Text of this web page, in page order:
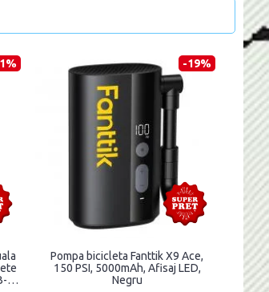
C,
-19%
Pompa bicicleta Fanttik X9 Ace,
150 PSI, 5000mAh, Afisaj LED,
Negru